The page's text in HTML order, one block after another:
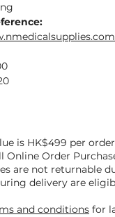
is HK$499 per order
Online Order
are not returnable
delivery are
and conditions for